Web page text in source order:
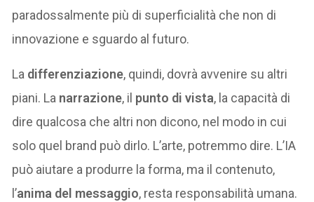
paradossalmente più di superficialità che non di
innovazione e sguardo al futuro.
La differenziazione, quindi, dovrà avvenire su altri
piani. La narrazione, il punto di vista, la capacità di
dire qualcosa che altri non dicono, nel modo in cui
solo quel brand può dirlo. L’arte, potremmo dire. L’IA
può aiutare a produrre la forma, ma il contenuto,
l’anima del messaggio, resta responsabilità umana.